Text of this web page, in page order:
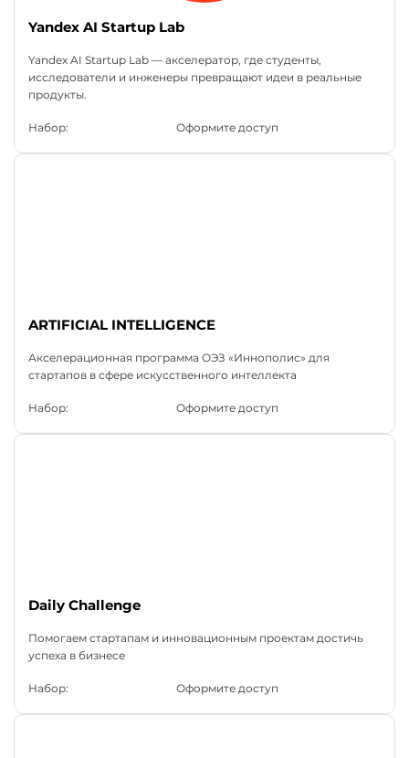
Yandex AI Startup Lab
Yandex AI Startup Lab — акселератор, где студенты,
исследователи и инженеры превращают идеи в реальные
продукты.
Набор: Оформите доступ
ARTIFICIAL INTELLIGENCE
Акселерационная программа ОЭЗ «Иннополис» для
стартапов в сфере искусственного интеллекта
Набор: Оформите доступ
Daily Challenge
Помогаем стартапам и инновационным проектам достичь
успеха в бизнесе
Набор: Оформите доступ